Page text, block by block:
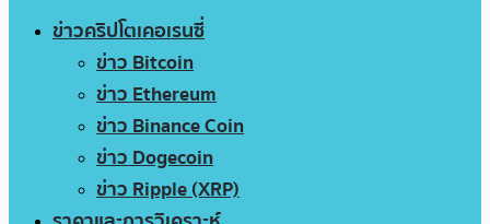
ข่าวคริปโตเคอเรนซี่
ข่าว Bitcoin
ข่าว Ethereum
ข่าว Binance Coin
ข่าว Dogecoin
ข่าว Ripple (XRP)